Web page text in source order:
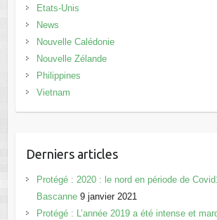
Etats-Unis
News
Nouvelle Calédonie
Nouvelle Zélande
Philippines
Vietnam
Derniers articles
Protégé : 2020 : le nord en période de
Bascanne 9 janvier 2021
Protégé : L’année 2019 a été intense et